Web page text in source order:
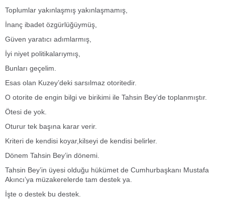
Toplumlar yakınlaşmış yakınlaşmamış,
İnanç ibadet özgürlüğüymüş,
Güven yaratıcı adımlarmış,
İyi niyet politikalarıymış,
Bunları geçelim.
Esas olan Kuzey’deki sarsılmaz otoritedir.
O otorite de engin bilgi ve birikimi ile Tahsin Bey’de toplanmıştır.
Ötesi de yok.
Oturur tek başına karar verir.
Kriteri de kendisi koyar,kilseyi de kendisi belirler.
Dönem Tahsin Bey’in dönemi.
Tahsin Bey’in üyesi olduğu hükümet de Cumhurbaşkanı Mustafa
Akıncı’ya müzakerelerde tam destek ya.
İşte o destek bu destek.